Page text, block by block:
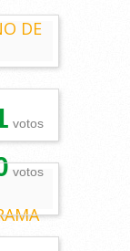
DE
votos
votos